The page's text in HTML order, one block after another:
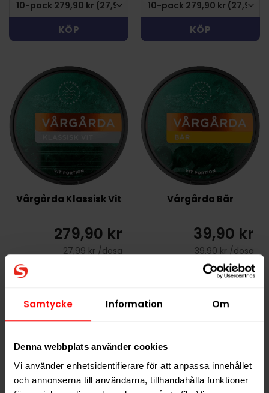
Samtycke Information Om
Denna webbplats använder cookies
Vi använder enhetsidentifierare för att anpassa innehållet
och annonserna till användarna, tillhandahålla funktioner
KÖP KÖP
Vårgårda Klassisk Vit
279,90 kr
27,99 kr /dosa
KÖP
Vårgårda Bär
39,90 kr
39,90 kr /dosa